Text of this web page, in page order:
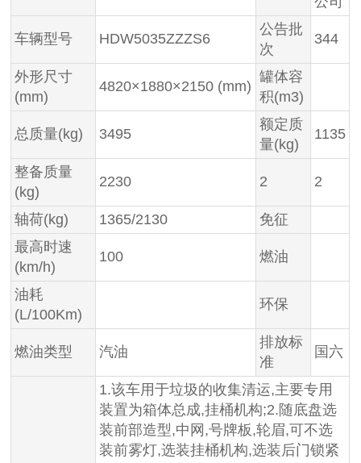
车辆型号 HDW5035ZZZS6
公告批
次
344
外形尺寸
(mm)
4820×1880×2150 (mm)
罐体容
积(m3)
总质量(kg) 3495
额定质
量(kg)
1135
整备质量
(kg)
2230 2 2
轴荷(kg) 1365/2130
免征
最高时速
(km/h)
100 燃油
油耗
(L/100Km)
环保
燃油类型 汽油
排放标
准
国六
1.该车用于垃圾的收集清运,主要专用
装置为箱体总成,挂桶机构;2.随底盘选
装前部造型,中网,号牌板,轮眉,可不选
装前雾灯,选装挂桶机构,选装后门锁紧